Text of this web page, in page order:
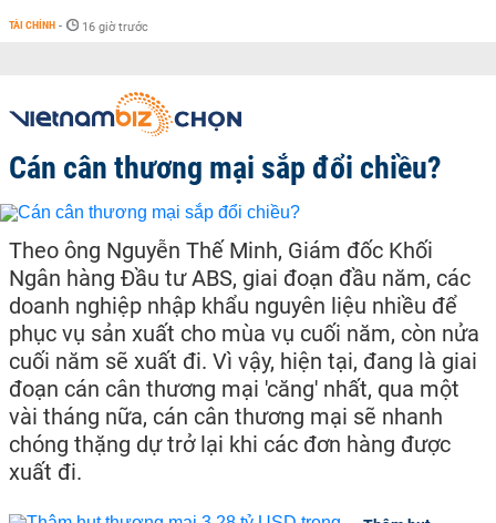
TÀI CHÍNH - 16 giờ trước
Cán cân thương mại sắp đổi chiều?
Theo ông Nguyễn Thế Minh, Giám đốc Khối
Ngân hàng Đầu tư ABS, giai đoạn đầu năm, các
doanh nghiệp nhập khẩu nguyên liệu nhiều để
phục vụ sản xuất cho mùa vụ cuối năm, còn nửa
cuối năm sẽ xuất đi. Vì vậy, hiện tại, đang là giai
đoạn cán cân thương mại 'căng' nhất, qua một
vài tháng nữa, cán cân thương mại sẽ nhanh
chóng thặng dự trở lại khi các đơn hàng được
xuất đi.